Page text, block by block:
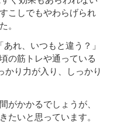
こしでもやわらげられ
。
れ、いつもと違う？」
の筋トレや通っている
かり力が入り、しっかり
がかかるでしょうが、
たいと思っています。